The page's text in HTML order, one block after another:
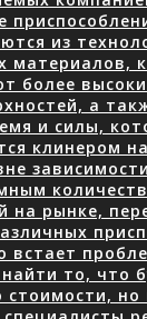
из
материалов,
более
а
и силы,
клинером
на рынке,
встает
то, что
стоимости, но